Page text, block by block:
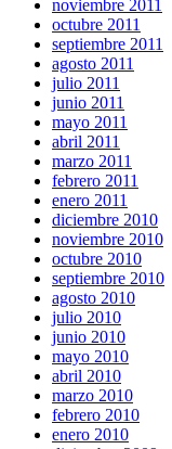
noviembre 2011
octubre 2011
septiembre 2011
agosto 2011
julio 2011
junio 2011
mayo 2011
abril 2011
marzo 2011
febrero 2011
enero 2011
diciembre 2010
noviembre 2010
octubre 2010
septiembre 2010
agosto 2010
julio 2010
junio 2010
mayo 2010
abril 2010
marzo 2010
febrero 2010
enero 2010